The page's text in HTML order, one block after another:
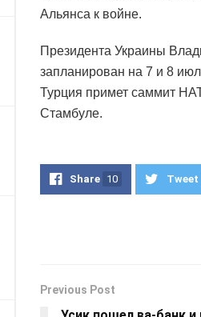
Альянса к войне.
Президента Украины
запланирован на 7 и 8
Турция примет саммит
Стамбуле.
Share 10 Tweet
Previous Post